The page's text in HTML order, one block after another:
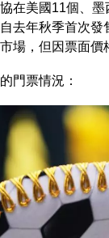
在美國11個、
去年秋季首次
場，但因票面價
門票情況：